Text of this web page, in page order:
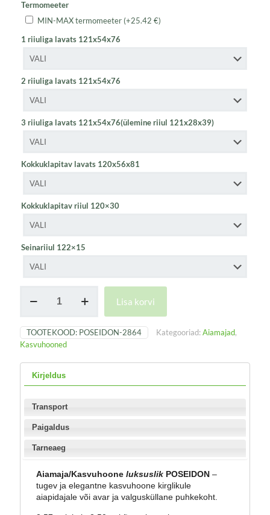
Termomeeter
MIN-MAX termomeeter (+25.42 €)
1 riiuliga lavats 121x54x76
2 riiuliga lavats 121x54x76
3 riiuliga lavats 121x54x76(ülemine riiul 121x28x39)
Kokkuklapitav lavats 120x56x81
Kokkuklapitav riiul 120×30
Seinariiul 122×15
POSEIDON
kogus
Lisa korvi
TOOTEKOOD: POSEIDON-2864 Kategooriad:Aiamajad,
Kasvuhooned
Kirjeldus
Transport
Paigaldus
Tarneaeg
Aiamaja/Kasvuhooneluksuslik POSEIDON –
tugev ja elegantne kasvuhoone kirglikule
aiapidajale või avar ja valgusküllane puhkekoht.